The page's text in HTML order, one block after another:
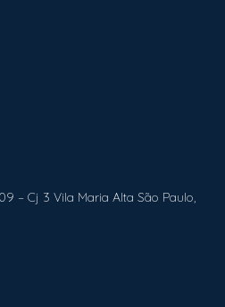
– Cj 3 Vila Maria Alta São Paulo,